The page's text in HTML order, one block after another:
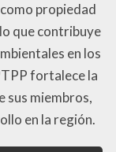
propiedad
que contribuye
en los
fortalece la
sus miembros,
en la región.